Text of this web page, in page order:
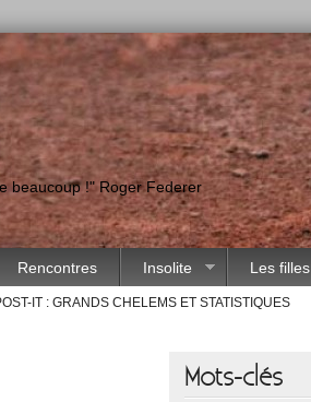
beaucoup !" Roger Federer
Rencontres Insolite Les filles
IT : GRANDS CHELEMS ET STATISTIQUES
Mots-clés